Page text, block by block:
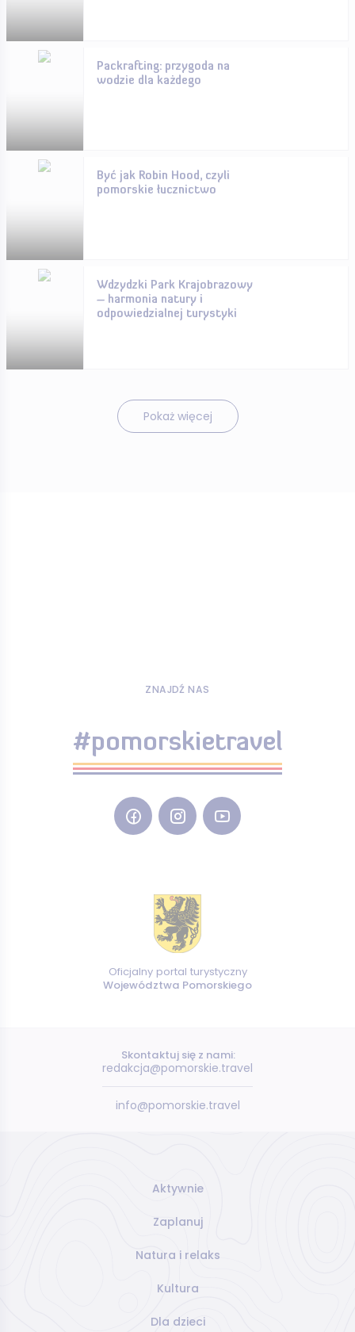
Packrafting: przygoda na
wodzie dla każdego
Być jak Robin Hood, czyli
pomorskie łucznictwo
Wdzydzki Park Krajobrazowy
– harmonia natury i
odpowiedzialnej turystyki
Pokaż więcej
ZNAJDŹ NAS
#pomorskietravel
Oficjalny portal turystyczny
Województwa Pomorskiego
Skontaktuj się z nami:
redakcja@pomorskie.travel
info@pomorskie.travel
Aktywnie
Zaplanuj
Natura i relaks
Kultura
Dla dzieci